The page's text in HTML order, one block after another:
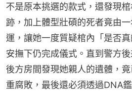
不是原本挑選的款式，還發現
跡，加上體型壯碩的死者竟由
運，讓她一度質疑棺內「是否
安撫下仍完成儀式。直到警方
後方房間發現她親人的遺體，
重腐敗，最後還必須透過DNA